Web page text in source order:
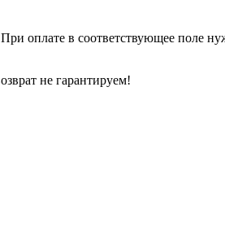
оплате в соответствующее поле
не гарантируем!